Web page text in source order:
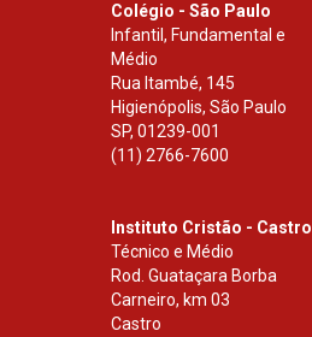
Colégio - São Paulo
Infantil, Fundamental e
Médio
Rua Itambé, 145
Higienópolis, São Paulo
SP, 01239-001
(11) 2766-7600
Instituto Cristão - Castro
Técnico e Médio
Rod. Guataçara Borba
Carneiro, km 03
Castro